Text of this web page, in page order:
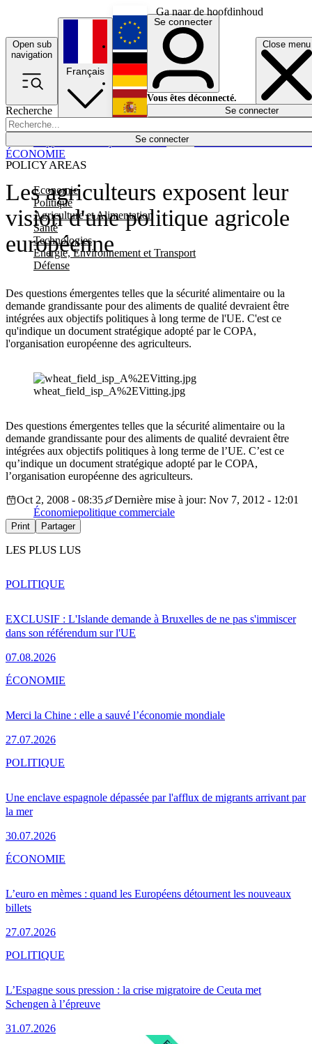
Ga naar de hoofdinhoud
Open sub
navigation
Close menu
Recherche
Se connecter
POLICY AREAS
Economie
Politique
Agriculture et Alimentation
Santé
Technologies
Energie, Environnement et Transport
Défense
Économie
Français
English
Deutsch
Español
Se connecter
Vous êtes déconnecté.
Se connecter
Les agriculteurs exposent leur
vision d'une politique agricole
européenne
Des questions émergentes telles que la sécurité alimentaire ou la
demande grandissante pour des aliments de qualité devraient être
intégrées aux objectifs politiques à long terme de l'UE. C'est ce
qu'indique un document stratégique adopté par le COPA,
l'organisation européenne des agriculteurs.
ÉCONOMIE
wheat_field_isp_A%2EVitting.jpg
Des questions émergentes telles que la sécurité alimentaire ou la
demande grandissante pour des aliments de qualité devraient être
intégrées aux objectifs politiques à long terme de l’UE. C’est ce
qu’indique un document stratégique adopté par le COPA,
l’organisation européenne des agriculteurs.
Oct 2, 2008 - 08:35
Dernière mise à jour: Nov 7, 2012 - 12:01
Économiepolitique commerciale
Print Partager
LES PLUS LUS
EXCLUSIF : L'Islande demande à Bruxelles de ne pas s'immiscer
dans son référendum sur l'UE
07.08.2026
POLITIQUE
Merci la Chine : elle a sauvé l’économie mondiale
27.07.2026
ÉCONOMIE
Une enclave espagnole dépassée par l'afflux de migrants arrivant par
la mer
30.07.2026
POLITIQUE
L’euro en mèmes : quand les Européens détournent les nouveaux
billets
27.07.2026
ÉCONOMIE
L’Espagne sous pression : la crise migratoire de Ceuta met
Schengen à l’épreuve
31.07.2026
POLITIQUE